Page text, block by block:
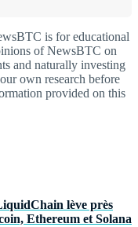
is for educational
of NewsBTC on
and naturally investing
own research before
provided on this
lève près
Ethereum et Solana